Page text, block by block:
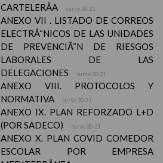
CARTELERÃA
curso 20-21
ANEXO VII . LISTADO DE CORREOS
ELECTRÃ“NICOS DE LAS UNIDADES
DE PREVENCIÃ“N DE RIESGOS
LABORALES DE LAS
DELEGACIONES
curso 20-21
ANEXO VIII. PROTOCOLOS Y
NORMATIVA
curso 20-21
ANEXO IX. PLAN REFORZADO L+D
(POR SADECO)
curso 20-21
ANEXO X. PLAN COVID COMEDOR
ESCOLAR POR EMPRESA